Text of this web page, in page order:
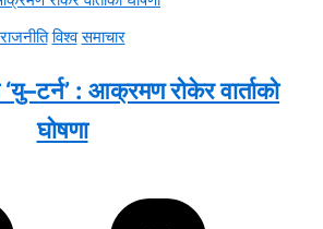
राजनीति विश्व समाचार
: आक्रमण रोकेर वार्ताको
घोषणा